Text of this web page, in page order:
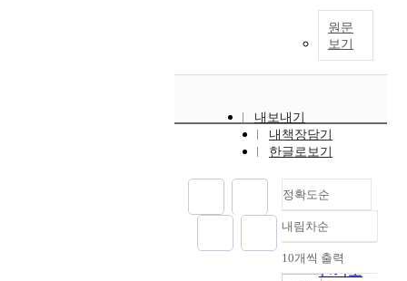
원문
보기
내보내기
내책장담기
한글로보기
정확도순
정확도
순
인기도
내림차순
내림차순
10개씩 출력